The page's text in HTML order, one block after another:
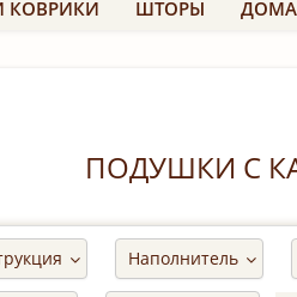
КОВРИКИ ШТОРЫ
ПОДУШКИ С
Наполнитель